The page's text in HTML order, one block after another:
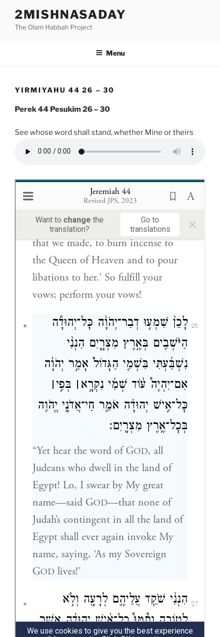
content
2MISHNASADAY
The Olam Habbah Project
Menu
YIRMIYAHU 44 26 – 30
Perek 44 Pesukim 26 – 30
See whose word shall stand, whether Mine or theirs